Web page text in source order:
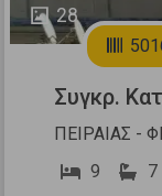
28
Συγκρ.
ΠΕΙΡΑΙΑΣ -
9
7